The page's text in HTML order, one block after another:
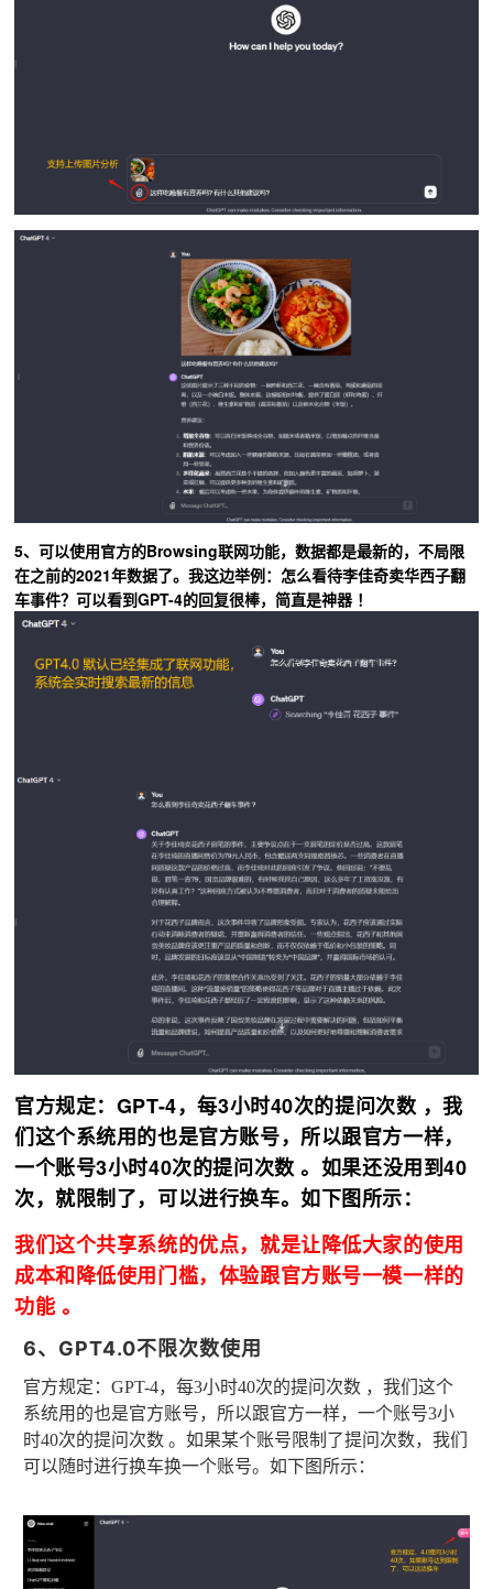
5、可以使用官方的Browsing联网功能，数据都是最新的，不局限
在之前的2021年数据了。我这边举例：怎么看待李佳奇卖华西子翻
车事件？可以看到GPT-4的回复很棒，简直是神器 ！
官方规定：GPT-4，每3小时40次的提问次数 ，我
们这个系统用的也是官方账号，所以跟官方一样，
一个账号3小时40次的提问次数 。如果还没用到40
次，就限制了，可以进行换车。如下图所示：
我们这个共享系统的优点，就是让降低大家的使用
成本和降低使用门槛，体验跟官方账号一模一样的
功能 。
6、GPT4.0不限次数使用
官方规定：GPT-4，每3小时40次的提问次数 ，我们这个
系统用的也是官方账号，所以跟官方一样，一个账号3小
时40次的提问次数 。如果某个账号限制了提问次数，我们
可以随时进行换车换一个账号。如下图所示：